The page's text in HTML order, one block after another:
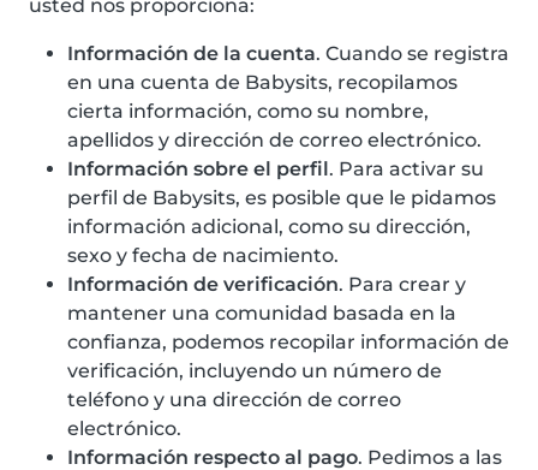
usted nos proporciona:
Información de la cuenta. Cuando se registra
en una cuenta de Babysits, recopilamos
cierta información, como su nombre,
apellidos y dirección de correo electrónico.
Información sobre el perfil. Para activar su
perfil de Babysits, es posible que le pidamos
información adicional, como su dirección,
sexo y fecha de nacimiento.
Información de verificación. Para crear y
mantener una comunidad basada en la
confianza, podemos recopilar información de
verificación, incluyendo un número de
teléfono y una dirección de correo
electrónico.
Información respecto al pago. Pedimos a las